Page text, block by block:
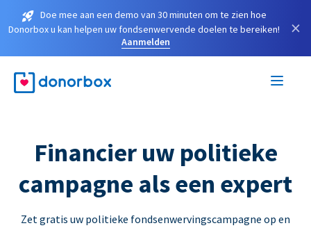
Doe mee aan een demo van 30 minuten om te zien hoe
Donorbox u kan helpen uw fondsenwervende doelen te bereiken!
Aanmelden
×
Financier uw politieke
campagne als een expert
Zet gratis uw politieke fondsenwervingscampagne op en